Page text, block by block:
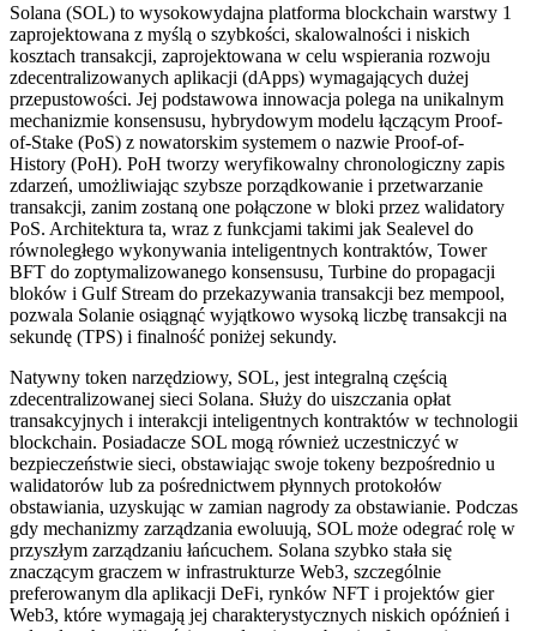
Solana (SOL) to wysokowydajna platforma blockchain warstwy 1
zaprojektowana z myślą o szybkości, skalowalności i niskich
kosztach transakcji, zaprojektowana w celu wspierania rozwoju
zdecentralizowanych aplikacji (dApps) wymagających dużej
przepustowości. Jej podstawowa innowacja polega na unikalnym
mechanizmie konsensusu, hybrydowym modelu łączącym Proof-
of-Stake (PoS) z nowatorskim systemem o nazwie Proof-of-
History (PoH). PoH tworzy weryfikowalny chronologiczny zapis
zdarzeń, umożliwiając szybsze porządkowanie i przetwarzanie
transakcji, zanim zostaną one połączone w bloki przez walidatory
PoS. Architektura ta, wraz z funkcjami takimi jak Sealevel do
równoległego wykonywania inteligentnych kontraktów, Tower
BFT do zoptymalizowanego konsensusu, Turbine do propagacji
bloków i Gulf Stream do przekazywania transakcji bez mempool,
pozwala Solanie osiągnąć wyjątkowo wysoką liczbę transakcji na
sekundę (TPS) i finalność poniżej sekundy.
Natywny token narzędziowy, SOL, jest integralną częścią
zdecentralizowanej sieci Solana. Służy do uiszczania opłat
transakcyjnych i interakcji inteligentnych kontraktów w technologii
blockchain. Posiadacze SOL mogą również uczestniczyć w
bezpieczeństwie sieci, obstawiając swoje tokeny bezpośrednio u
walidatorów lub za pośrednictwem płynnych protokołów
obstawiania, uzyskując w zamian nagrody za obstawianie. Podczas
gdy mechanizmy zarządzania ewoluują, SOL może odegrać rolę w
przyszłym zarządzaniu łańcuchem. Solana szybko stała się
znaczącym graczem w infrastrukturze Web3, szczególnie
preferowanym dla aplikacji DeFi, rynków NFT i projektów gier
Web3, które wymagają jej charakterystycznych niskich opóźnień i